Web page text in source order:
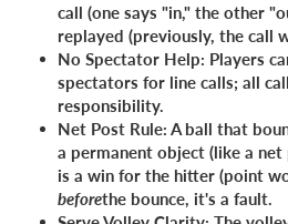
call (one says "in," the other
replayed (previously, the call
No Spectator Help: Players
spectators for line calls; all
responsibility.
Net Post Rule: A ball that
a permanent object (like a net
is a win for the hitter (point
beforethe bounce, it's a fault.